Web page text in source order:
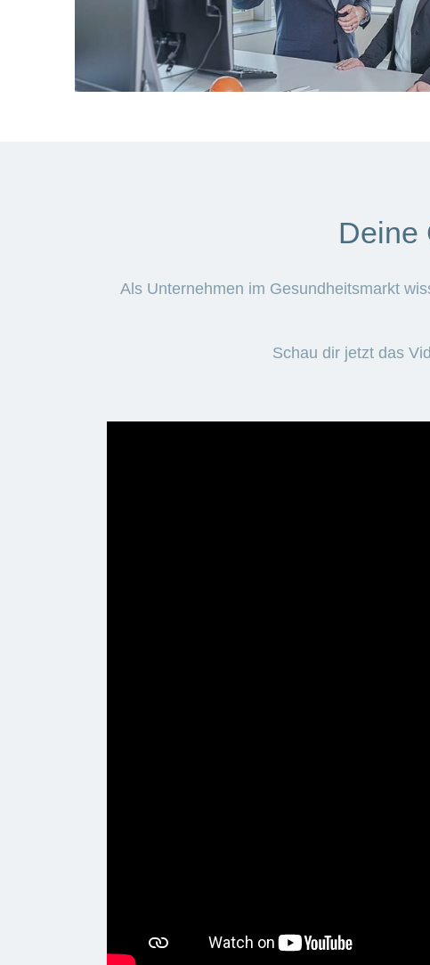
Deine
Als Unternehmen im Gesundheitsmarkt
Schau dir jetzt das